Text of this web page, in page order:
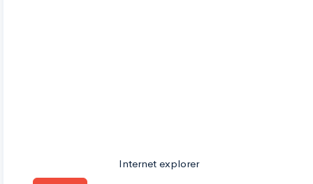
Internet explorer